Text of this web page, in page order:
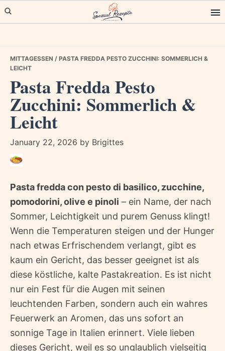
Skip
to
Skip
to
Skip
to
MITTAGESSEN / PASTA FREDDA PESTO ZUCCHINI: SOMMERLICH &
LEICHT
Pasta Fredda Pesto
Zucchini: Sommerlich &
Leicht
January 22, 2026 by Brigittes
Pasta fredda con pesto di basilico, zucchine,
pomodorini, olive e pinoli – ein Name, der nach
Sommer, Leichtigkeit und purem Genuss klingt!
Wenn die Temperaturen steigen und der Hunger
nach etwas Erfrischendem verlangt, gibt es
kaum ein Gericht, das besser geeignet ist als
diese köstliche, kalte Pastakreation. Es ist nicht
nur ein Fest für die Augen mit seinen
leuchtenden Farben, sondern auch ein wahres
Feuerwerk an Aromen, das uns sofort an
sonnige Tage in Italien erinnert. Viele lieben
dieses Gericht, weil es so unglaublich vielseitig